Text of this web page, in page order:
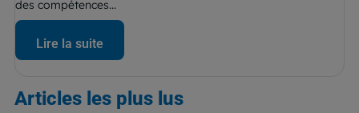
des compétences...
Lire la suite
Articles les plus lus